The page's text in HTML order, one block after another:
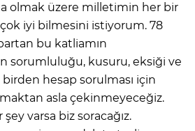
olmak üzere milletimin her bir
iyi bilmesini istiyorum. 78
bu katliamın
sorumluluğu, kusuru, eksiği ve
hesap sorulması için
asla çekinmeyeceğiz.
varsa biz soracağız.